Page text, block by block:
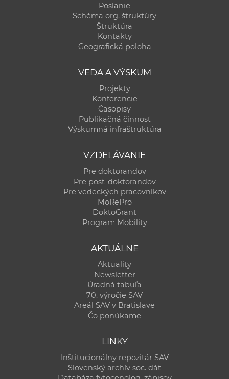
Poslanie
Schéma org. štruktúry
Štruktúra
Kontakty
Geografická poloha
VEDA A VÝSKUM
Projekty
Konferencie
Časopisy
Publikačná činnosť
Výskumná infraštruktúra
VZDELÁVANIE
Pre doktorandov
Pre post-doktorandov
Pre vedeckých pracovníkov
MoRePro
DoktoGrant
Program Mobility
AKTUÁLNE
Aktuality
Newsletter
Úradná tabuľa
70. výročie SAV
Areál SAV v Bratislave
Čo ponúkame
LINKY
Inštitucionálny repozitár SAV
Slovenský archív soc. dát